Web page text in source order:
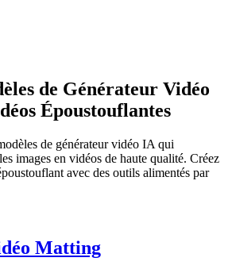
de Générateur Vidéo
Époustouflantes
de générateur vidéo IA qui
images en vidéos de haute qualité. Créez
avec des outils alimentés par
Matting